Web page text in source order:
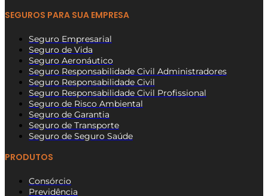
SEGUROS PARA SUA EMPRESA
Seguro Empresarial
Seguro de Vida
Seguro Aeronáutico
Seguro Responsabilidade Civil Administradores
Seguro Responsabilidade Civil
Seguro Responsabilidade Civil Profissional
Seguro de Risco Ambiental
Seguro de Garantia
Seguro de Transporte
Seguro de Seguro Saúde
PRODUTOS
Consórcio
Previdência